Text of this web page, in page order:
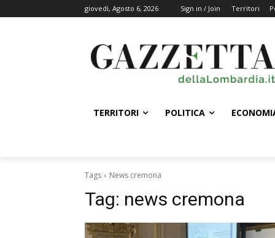
giovedì, Agosto 6, 2026 Sign in / Join Territori
TERRITORI POLITICA
Tags News cremona
Tag: news cremona